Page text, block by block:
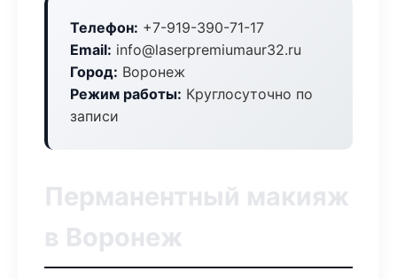
Телефон: +7-919-390-71-17
Email: info@laserpremiumaur32.ru
Город: Воронеж
Режим работы: Круглосуточно по
записи
Перманентный макияж
в Воронеж